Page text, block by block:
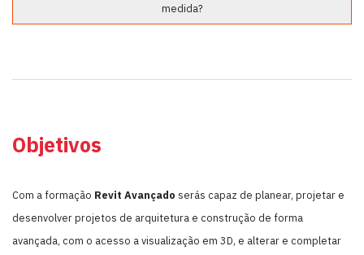
medida?
Objetivos
Com a formação Revit Avançado serás capaz de planear, projetar e
desenvolver projetos de arquitetura e construção de forma
avançada, com o acesso a visualização em 3D, e alterar e completar